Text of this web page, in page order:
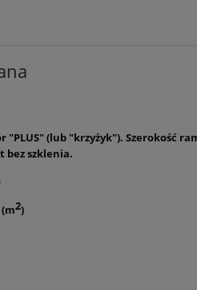
"PLUS" (lub "krzyżyk"). Szerokość
bez szklenia.
2)